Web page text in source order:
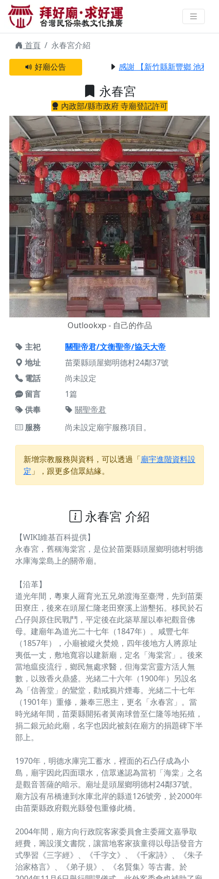
永春宮 | 拜好廟求好運 找到與您有
緣的信仰
首頁
永春宮介紹
好廟公告
感謝 【新竹縣新豐鄉 池和宮
永春宮
內政部/縣市政府 寺廟登記許可
Outlookxp - 自己的作品
主祀
關聖帝君/文衡聖帝/協天大帝
地址
苗栗縣頭屋鄉明德村24鄰37號
電話
尚未設定
留言
1篇
供奉
關聖帝君
服務
尚未設定廟宇服務項目。
新增宗教服務與資料，可以透過「廟宇進階資料設
定 」，跟更多信眾結緣。
永春宮 介紹
【WIKI維基百科提供】
永春宮，舊稱海棠宮，是位於苗栗縣頭屋鄉明德村明德
水庫海棠島上的關帝廟。
【沿革】
道光年間，粵東人羅育光五兄弟渡海至臺灣，先到苗栗
田寮庄，後來在頭屋仁隆老田寮溪上游墾拓。移民於石
凸仔與原住民戰鬥，平定後在此築草屋以奉祀觀音佛
母。建廟年為道光二十七年（1847年）。咸豐七年
（1857年），小廟被縱火焚燒，四年後地方人將原址
夷低一丈，敷地寬容以建新廟，定名「海棠宮」。後來
當地瘟疫流行，鄉民無處求醫，但海棠宮靈方活人無
數，以致香火鼎盛。光緒二十六年（1900年）另設名
為「信善堂」的鸞堂，勸戒鴉片煙毒。光緒二十七年
（1901年）重修，兼奉三恩主，更名「永春宮」。當
時光緒年間，苗栗縣開拓者黃南球曾至仁隆等地拓殖，
捐二銀元給此廟，名字也因此被刻在廟方的捐題碑下半
部上。
1970年，明德水庫完工蓄水，裡面的石凸仔成為小
島，廟宇因此四面環水，信眾遂認為當初「海棠」之名
是觀音菩薩的暗示。廟址是頭屋鄉明德村24鄰37號。
廟方設有吊橋連到水庫北岸的縣道126號旁，於2000年
由苗栗縣政府觀光縣發包重修此橋。
2004年間，廟方向行政院客家委員會主委羅文嘉爭取
經費，籌設漢文書院，讓當地客家孩童得以母語發音方
式學習《三字經》、《千字文》、《千家詩》、《朱子
治家格言》、《弟子規》、《名賢集》等古書。於